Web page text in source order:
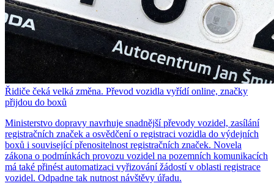
Řidiče čeká velká změna. Převod vozidla vyřídí online, značky
přijdou do boxů
Ministerstvo dopravy navrhuje snadnější převody vozidel, zasílání
registračních značek a osvědčení o registraci vozidla do výdejních
boxů i související přenositelnost registračních značek. Novela
zákona o podmínkách provozu vozidel na pozemních komunikacích
má také přinést automatizaci vyřizování žádostí v oblasti registrace
vozidel. Odpadne tak nutnost návštěvy úřadu.